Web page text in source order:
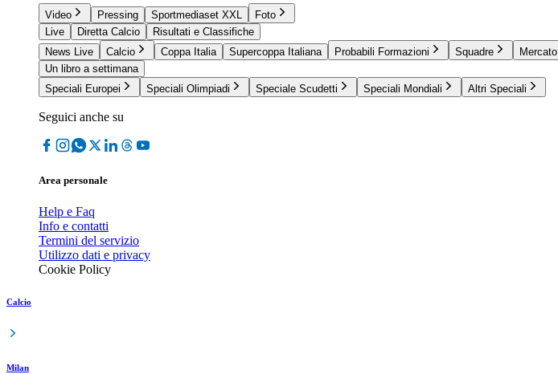
Video Pressing Sportmediaset XXL
Foto
Live
Diretta Calcio
Risultati e Classifiche
News Live
Calcio Coppa Italia Supercoppa Italiana Probabili Formazioni Squadre Mercato
Un libro a settimana
Speciali Europei
Speciali Olimpiadi Speciale Scudetti Speciali Mondiali Altri Speciali
Seguici anche su
Area personale
Help e Faq
Info e contatti
Termini del servizio
Utilizzo dati e privacy
Cookie Policy
Calcio
Milan